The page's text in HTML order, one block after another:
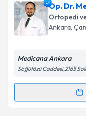
Prof. Dr.
talebi oluşturun.
için bir takvim
bilgilendireceğiz.
Kişisel
Op. Dr.
Ortopedi
Ankara,
Medicana Ankara
Söğütözü Caddesi,2165
Randevu